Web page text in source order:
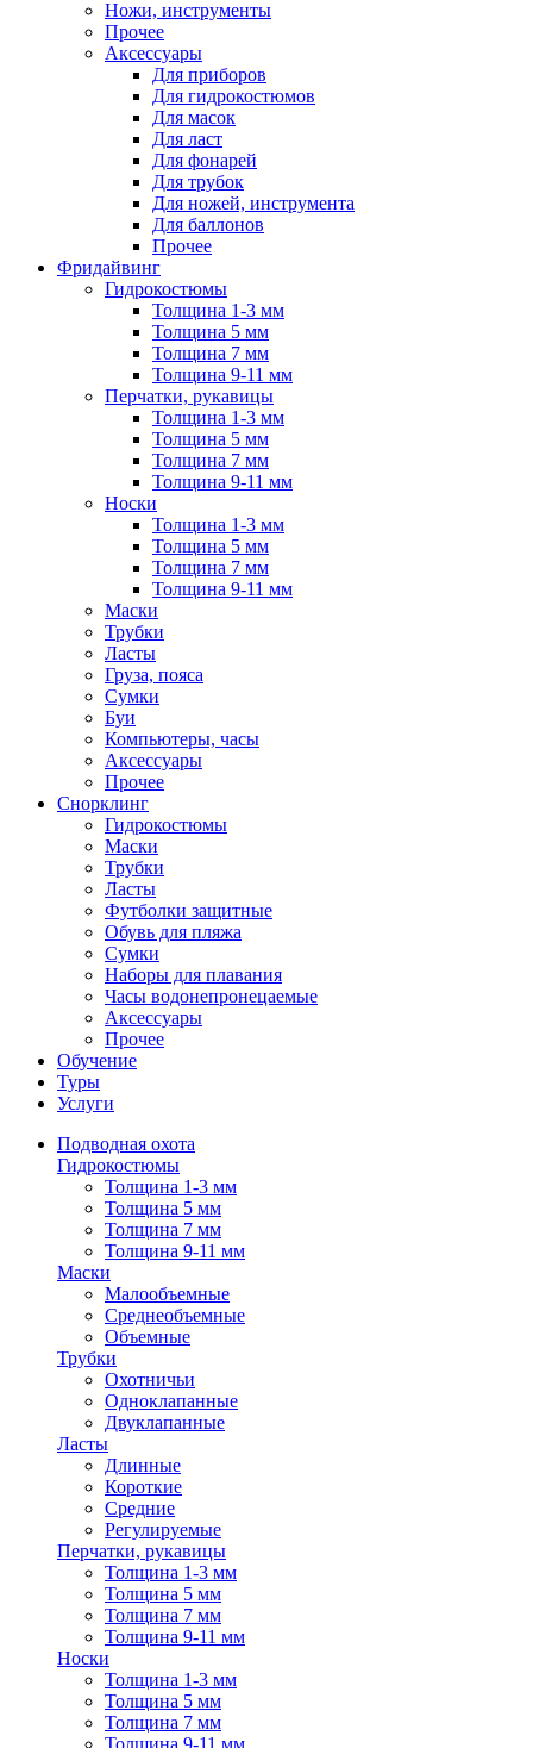
Ножи, инструменты
Прочее
Аксессуары
Для приборов
Для гидрокостюмов
Для масок
Для ласт
Для фонарей
Для трубок
Для ножей, инструмента
Для баллонов
Прочее
Фридайвинг
Гидрокостюмы
Толщина 1-3 мм
Толщина 5 мм
Толщина 7 мм
Толщина 9-11 мм
Перчатки, рукавицы
Толщина 1-3 мм
Толщина 5 мм
Толщина 7 мм
Толщина 9-11 мм
Носки
Толщина 1-3 мм
Толщина 5 мм
Толщина 7 мм
Толщина 9-11 мм
Маски
Трубки
Ласты
Груза, пояса
Сумки
Буи
Компьютеры, часы
Аксессуары
Прочее
Снорклинг
Гидрокостюмы
Маски
Трубки
Ласты
Футболки защитные
Обувь для пляжа
Сумки
Наборы для плавания
Часы водонепронецаемые
Аксессуары
Прочее
Обучение
Туры
Услуги
Подводная охота
Гидрокостюмы
Толщина 1-3 мм
Толщина 5 мм
Толщина 7 мм
Толщина 9-11 мм
Маски
Малообъемные
Среднеобъемные
Объемные
Трубки
Охотничьи
Одноклапанные
Двуклапанные
Ласты
Длинные
Короткие
Средние
Регулируемые
Перчатки, рукавицы
Толщина 1-3 мм
Толщина 5 мм
Толщина 7 мм
Толщина 9-11 мм
Носки
Толщина 1-3 мм
Толщина 5 мм
Толщина 7 мм
Толщина 9-11 мм